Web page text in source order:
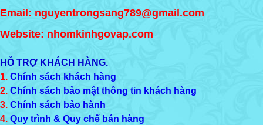
Email: nguyentrongsang789@gmail.com
Website: nhomkinhgovap.com
HỖ TRỢ KHÁCH HÀNG.
1. Chính sách khách hàng
2. Chính sách bảo mật thông tin khách hàng
3. Chính sách bảo hành
4. Quy trình & Quy chế bán hàng